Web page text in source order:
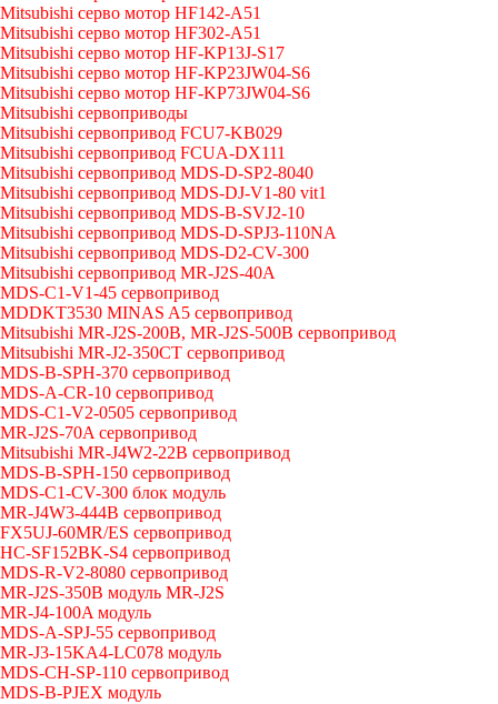
Mitsubishi серво мотор HF142-A51
Mitsubishi серво мотор HF302-A51
Mitsubishi серво мотор HF-KP13J-S17
Mitsubishi серво мотор HF-KP23JW04-S6
Mitsubishi серво мотор HF-KP73JW04-S6
Mitsubishi сервоприводы
Mitsubishi сервопривод FCU7-KB029
Mitsubishi сервопривод FCUA-DX111
Mitsubishi сервопривод MDS-D-SP2-8040
Mitsubishi сервопривод MDS-DJ-V1-80 vit1
Mitsubishi сервопривод MDS-B-SVJ2-10
Mitsubishi сервопривод MDS-D-SPJ3-110NA
Mitsubishi сервопривод MDS-D2-CV-300
Mitsubishi сервопривод MR-J2S-40A
MDS-C1-V1-45 сервопривод
MDDKT3530 MINAS A5 сервопривод
Mitsubishi MR-J2S-200B, MR-J2S-500B сервопривод
Mitsubishi MR-J2-350CT сервопривод
MDS-B-SPH-370 сервопривод
MDS-A-CR-10 сервопривод
MDS-C1-V2-0505 сервопривод
MR-J2S-70A сервопривод
Mitsubishi MR-J4W2-22B сервопривод
MDS-B-SPH-150 сервопривод
MDS-C1-CV-300 блок модуль
MR-J4W3-444B сервопривод
FX5UJ-60MR/ES сервопривод
HC-SF152BK-S4 сервопривод
MDS-R-V2-8080 сервопривод
MR-J2S-350B модуль MR-J2S
MR-J4-100A модуль
MDS-A-SPJ-55 сервопривод
MR-J3-15KA4-LC078 модуль
MDS-CH-SP-110 сервопривод
MDS-B-PJEX модуль